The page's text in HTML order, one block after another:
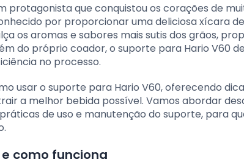
protagonista que conquistou os corações de
por proporcionar uma deliciosa xícara
os aromas e sabores mais sutis dos grãos,
do próprio coador, o suporte para Hario V60
no processo.
usar o suporte para Hario V60, oferecendo
a melhor bebida possível. Vamos abordar
de uso e manutenção do suporte, para
como funciona